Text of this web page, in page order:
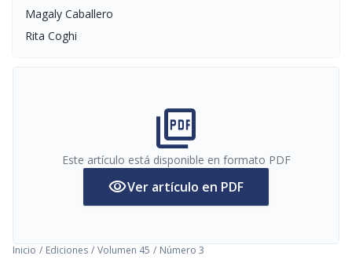
Magaly Caballero
Rita Coghi
picture_as_pdf
Este artículo está disponible en formato PDF
visibilityVer artículo en PDF
Inicio / Ediciones / Volumen 45 / Número 3